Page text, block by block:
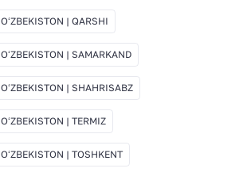
OʻZBEKISTON | QARSHI
OʻZBEKISTON | SAMARKAND
OʻZBEKISTON | SHAHRISABZ
OʻZBEKISTON | TERMIZ
OʻZBEKISTON | TOSHKENT